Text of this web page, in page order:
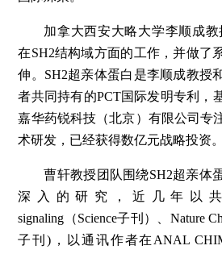
加拿大西安大略大学李顺成教
在SH2结构域方面的工作，并做了
伸。SH2超亲体蛋白是李顺成教授
者共同持有的PCT国际发明专利，
嘉华药锐科技（北京）有限公司专
术研发，已经获得数亿元战略投资。
曹轩教授团队围绕SH2超亲体
深入的研究，近几年以共
signaling（Science子刊）、Nature
子刊)，以通讯作者在ANAL